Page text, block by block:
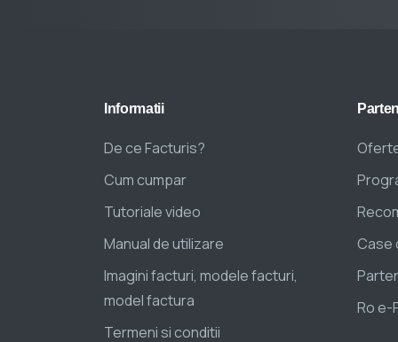
Informatii
De ce Facturis?
Cum cumpar
Tutoriale video
Manual de utilizare
Imagini facturi, modele facturi,
model factura
Termeni si conditii
Case
Ro e-